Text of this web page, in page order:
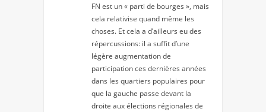
FN est un « parti de bourges », mais
cela relativise quand même les
choses. Et cela a d’ailleurs eu des
répercussions: il a suffit d’une
légère augmentation de
participation ces dernières années
dans les quartiers populaires pour
que la gauche passe devant la
droite aux élections régionales de